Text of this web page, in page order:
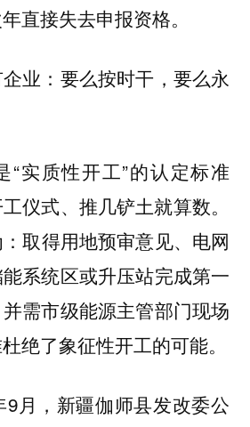
直接失去申报资格。
业：要么按时干，要么永
“实质性开工”的认定标准
式、推几铲土就算数。
取得用地预审意见、电网
系统区或升压站完成第一
需市级能源主管部门现场
绝了象征性开工的可能。
9月，新疆伽师县发改委公